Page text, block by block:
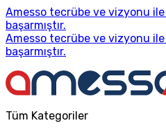
Amesso tecrübe ve vizyonu
başarmıştır.
Amesso tecrübe ve vizyonu
başarmıştır.
Tüm Kategoriler